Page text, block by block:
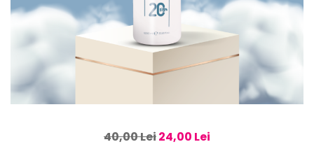
40,00 Lei24,00 Lei